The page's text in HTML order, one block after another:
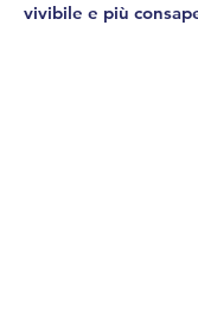
vivibile e più